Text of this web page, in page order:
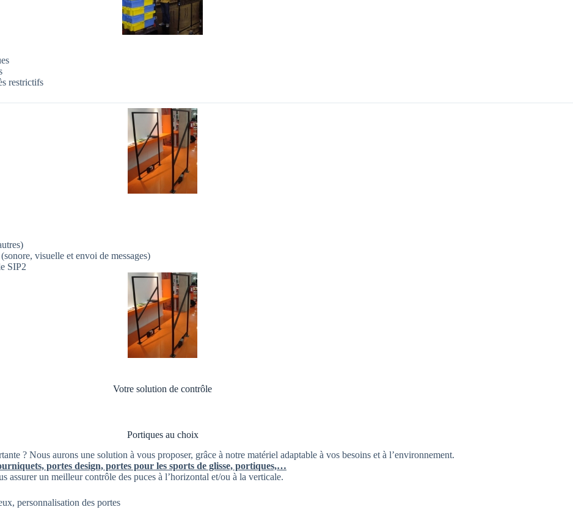
restrictifs
visuelle et envoi de messages)
SIP2
Votre solution de contrôle
Portiques au choix
? Nous aurons une solution à vous proposer, grâce à notre matériel adaptable à vos besoins et à l’environnement.
portes design, portes pour les sports de glisse, portiques,…
assurer un meilleur contrôle des puces à l’horizontal et/ou à la verticale.
personnalisation des portes